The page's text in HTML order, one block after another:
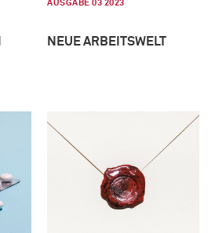
AUSGABE 03 2023
NEUE ARBEITSWELT